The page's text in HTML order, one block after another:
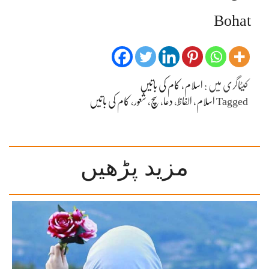
Bohat
کیٹاگری میں : اسلام ، کام کی باتیں
Taggedاسلام ، الفاظ، دعا، سچ، شعور ، کام کی باتیں
مزید پڑھیں